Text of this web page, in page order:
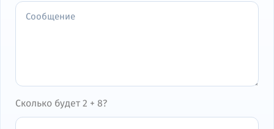
Сколько будет 2 + 8?